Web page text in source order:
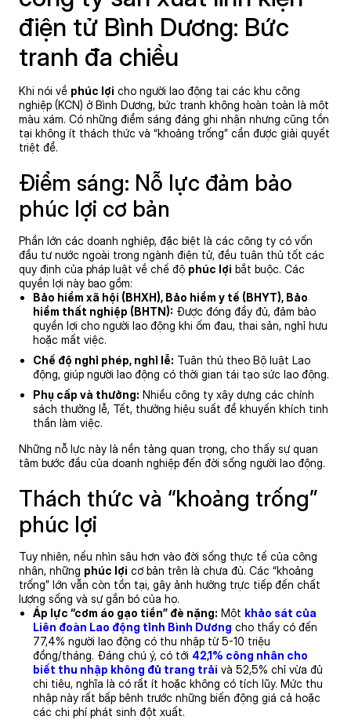
điện tử Bình Dương: Bức
tranh đa chiều
Khi nói về phúc lợi cho người lao động tại các khu công
nghiệp (KCN) ở Bình Dương, bức tranh không hoàn toàn là một
màu xám. Có những điểm sáng đáng ghi nhận nhưng cũng tồn
tại không ít thách thức và “khoảng trống” cần được giải quyết
triệt để.
Điểm sáng: Nỗ lực đảm bảo
phúc lợi cơ bản
Phần lớn các doanh nghiệp, đặc biệt là các công ty có vốn
đầu tư nước ngoài trong ngành điện tử, đều tuân thủ tốt các
quy định của pháp luật về chế độ phúc lợi bắt buộc. Các
quyền lợi này bao gồm:
Bảo hiểm xã hội (BHXH), Bảo hiểm y tế (BHYT), Bảo
hiểm thất nghiệp (BHTN): Được đóng đầy đủ, đảm bảo
quyền lợi cho người lao động khi ốm đau, thai sản, nghỉ hưu
hoặc mất việc.
Chế độ nghỉ phép, nghỉ lễ: Tuân thủ theo Bộ luật Lao
động, giúp người lao động có thời gian tái tạo sức lao động.
Phụ cấp và thưởng: Nhiều công ty xây dựng các chính
sách thưởng lễ, Tết, thưởng hiệu suất để khuyến khích tinh
thần làm việc.
Những nỗ lực này là nền tảng quan trọng, cho thấy sự quan
tâm bước đầu của doanh nghiệp đến đời sống người lao động.
Thách thức và “khoảng trống”
phúc lợi
Tuy nhiên, nếu nhìn sâu hơn vào đời sống thực tế của công
nhân, những phúc lợi cơ bản trên là chưa đủ. Các “khoảng
trống” lớn vẫn còn tồn tại, gây ảnh hưởng trực tiếp đến chất
lượng sống và sự gắn bó của họ.
Áp lực “cơm áo gạo tiền” đè nặng: Một khảo sát của
Liên đoàn Lao động tỉnh Bình Dương cho thấy có đến
77,4% người lao động có thu nhập từ 5-10 triệu
đồng/tháng. Đáng chú ý, có tới 42,1% công nhân cho
biết thu nhập không đủ trang trải và 52,5% chỉ vừa đủ
chi tiêu, nghĩa là có rất ít hoặc không có tích lũy. Mức thu
nhập này rất bấp bênh trước những biến động giá cả hoặc
các chi phí phát sinh đột xuất.